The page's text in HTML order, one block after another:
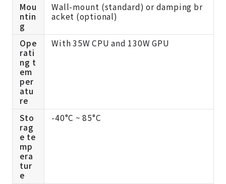
Mou
ntin
g
Wall-mount (standard) or damping br
acket (optional)
Ope
rati
ng t
em
per
atu
re
With 35W CPU and 130W GPU
Sto
rag
e te
mp
era
tur
e
-40°C ~ 85°C